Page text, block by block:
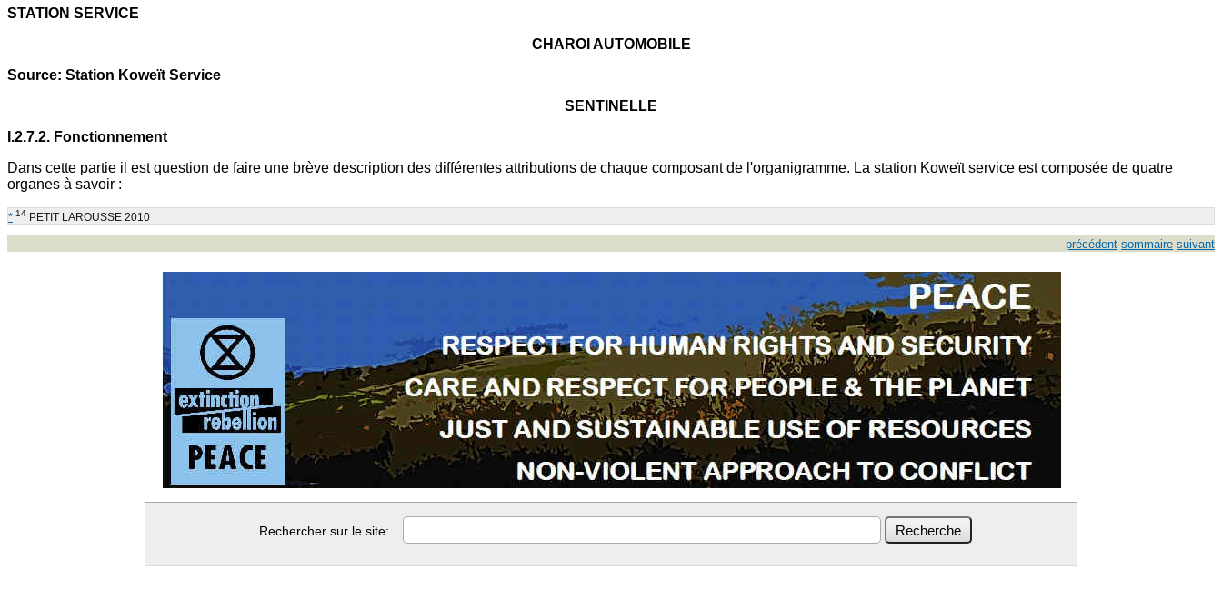
STATION SERVICE
CHAROI AUTOMOBILE
Source: Station Koweït Service
SENTINELLE
I.2.7.2. Fonctionnement
Dans cette partie il est question de faire une brève description des différentes attributions de chaque composant de l'organigramme. La station Koweït service est composée de quatre
organes à savoir :
* 14 PETIT LAROUSSE 2010
précédent sommaire suivant
Rechercher sur le site: